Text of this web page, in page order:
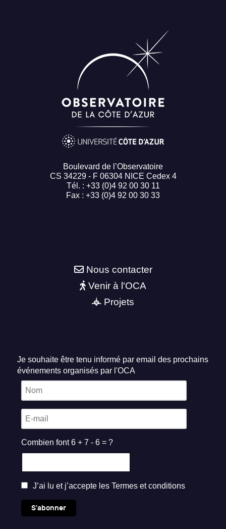
Boulevard de l’Observatoire
CS 34229 - F 06304 NICE Cedex 4
Tél. : +33 (0)4 92 00 30 11
Fax : +33 (0)4 92 00 30 33
Nous contacter
Venir à l'OCA
Projets
Je souhaite être tenu informé par email des prochains
événements organisés par l'OCA
Combien font 6 + 7 - 6 = ?
J’ai lu et j’accepte les Termes et conditions
S'abonner